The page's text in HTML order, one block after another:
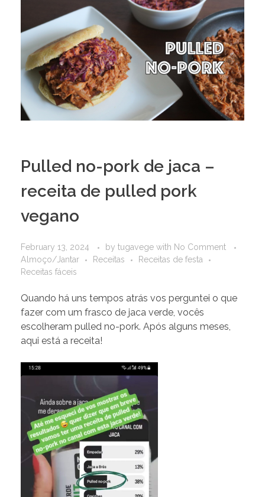
Pulled no-pork de jaca –
receita de pulled pork
vegano
February 13, 2024 by tugavege with No Comment
Almoço/Jantar
Receitas
Receitas de festa
Receitas fáceis
Quando há uns tempos atrás vos perguntei o que
fazer com um frasco de jaca verde, vocês
escolheram pulled no-pork. Após alguns meses,
aqui está a receita!